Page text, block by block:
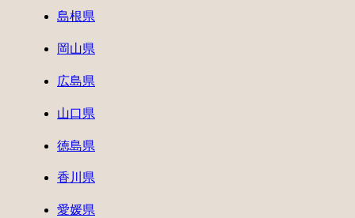
島根県
岡山県
広島県
山口県
徳島県
香川県
愛媛県